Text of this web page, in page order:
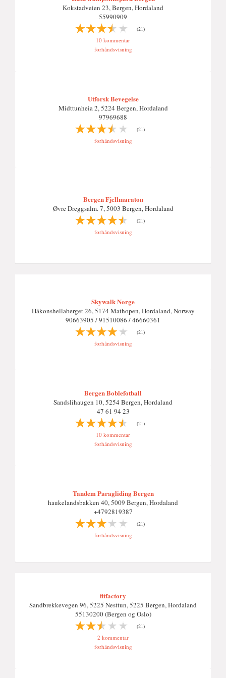
Kokstadveien 23, Bergen, Hordaland
55990909
(21)
10 kommentar
forhåndsvisning
Utforsk Bevegelse
Midttunheia 2, 5224 Bergen, Hordaland
97969688
(21)
forhåndsvisning
Bergen Fjellmaraton
Øvre Dreggsalm. 7, 5003 Bergen, Hordaland
(21)
forhåndsvisning
Skywalk Norge
Håkonshellaberget 26, 5174 Mathopen, Hordaland, Norway
90663905 / 91510086 / 46660361
(21)
forhåndsvisning
Bergen Boblefotball
Sandslihaugen 10, 5254 Bergen, Hordaland
47 61 94 23
(21)
10 kommentar
forhåndsvisning
Tandem Paragliding Bergen
haukelandsbakken 40, 5009 Bergen, Hordaland
+4792819387
(21)
forhåndsvisning
fitfactory
Sandbrekkevegen 96, 5225 Nesttun, 5225 Bergen, Hordaland
55130200 (Bergen og Oslo)
(21)
2 kommentar
forhåndsvisning